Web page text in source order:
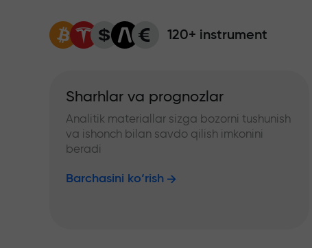
120+ instrument
Sharhlar va prognozlar
Analitik materiallar sizga bozorni tushunish
va ishonch bilan savdo qilish imkonini
beradi
Barchasini ko‘rish